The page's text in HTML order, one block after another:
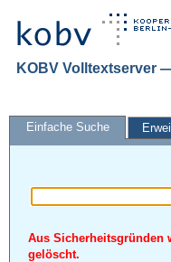
KOBV Volltextserver
Einfache Suche
Aus Sicherheitsgründen
gelöscht.